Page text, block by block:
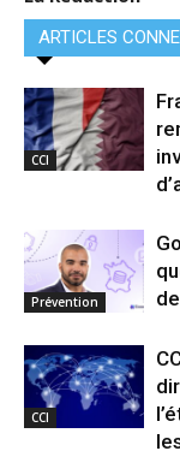
ARTICLES
CCI
Prévention
CCI